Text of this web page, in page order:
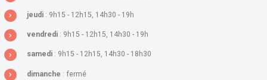
jeudi : 9h15 - 12h15, 14h30 - 19h
vendredi : 9h15 - 12h15, 14h30 - 19h
samedi : 9h15 - 12h15, 14h30 - 18h30
dimanche : fermé